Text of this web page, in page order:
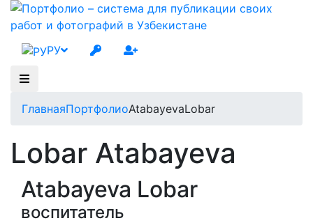
РУ
ГлавнаяПортфолиоAtabayevaLobar
Lobar Atabayeva
Atabayeva Lobar
воспитатель